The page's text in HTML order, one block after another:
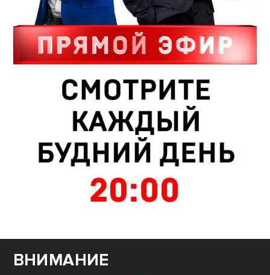
ВНИМАНИЕ